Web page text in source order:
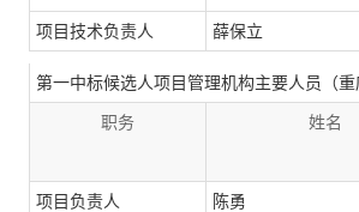
项目技术负责人 薛保立
第一中标候选人项目管理机构主要人员（
职务 姓名
项目负责人 陈勇